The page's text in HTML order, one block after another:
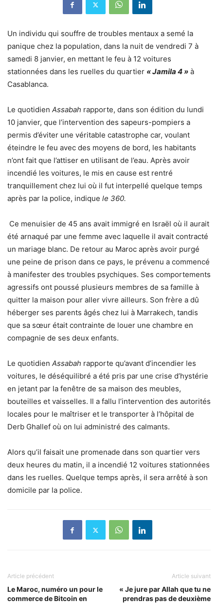
Un individu qui souffre de troubles mentaux a semé la
panique chez la population, dans la nuit de vendredi 7 à
samedi 8 janvier, en mettant le feu à 12 voitures
stationnées dans les ruelles du quartier « Jamila 4 » à
Casablanca.
Le quotidien Assabah rapporte, dans son édition du lundi
10 janvier, que l’intervention des sapeurs-pompiers a
permis d’éviter une véritable catastrophe car, voulant
éteindre le feu avec des moyens de bord, les habitants
n’ont fait que l’attiser en utilisant de l’eau. Après avoir
incendié les voitures, le mis en cause est rentré
tranquillement chez lui où il fut interpellé quelque temps
après par la police, indique le 360.
Ce menuisier de 45 ans avait immigré en Israël où il aurait
été arnaqué par une femme avec laquelle il avait contracté
un mariage blanc. De retour au Maroc après avoir purgé
une peine de prison dans ce pays, le prévenu a commencé
à manifester des troubles psychiques. Ses comportements
agressifs ont poussé plusieurs membres de sa famille à
quitter la maison pour aller vivre ailleurs. Son frère a dû
héberger ses parents âgés chez lui à Marrakech, tandis
que sa sœur était contrainte de louer une chambre en
compagnie de ses deux enfants.
Le quotidien Assabah rapporte qu’avant d’incendier les
voitures, le déséquilibré a été pris par une crise d’hystérie
en jetant par la fenêtre de sa maison des meubles,
bouteilles et vaisselles. Il a fallu l’intervention des autorités
locales pour le maîtriser et le transporter à l’hôpital de
Derb Ghallef où on lui administré des calmants.
Alors qu’il faisait une promenade dans son quartier vers
deux heures du matin, il a incendié 12 voitures stationnées
dans les ruelles. Quelque temps après, il sera arrêté à son
domicile par la police.
Article précédent
Le Maroc, numéro un pour le
commerce de Bitcoin en
Article suivant
« Je jure par Allah que tu ne
prendras pas de deuxième